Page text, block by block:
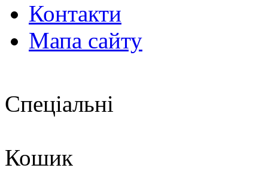
Контакти
Мапа сайту
Спеціальні
Кошик